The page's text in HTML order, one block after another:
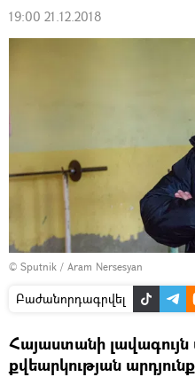
19:00 21.12.2018
© Sputnik / Aram Nersesyan
Բաժանորդագրվել
Հայաստանի լավագույն
քվեարկության